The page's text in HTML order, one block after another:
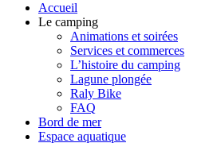
Accueil
Le camping
Animations et soirées
Services et commerces
L’histoire du camping
Lagune plongée
Raly Bike
FAQ
Bord de mer
Espace aquatique